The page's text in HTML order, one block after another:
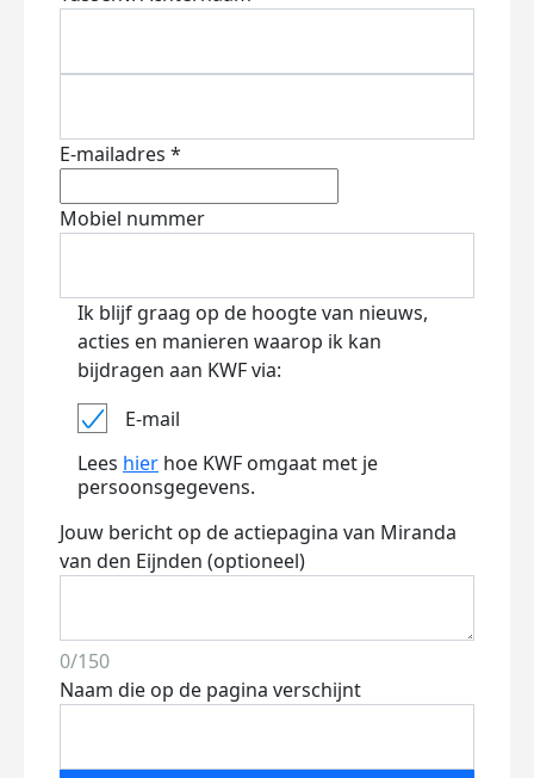
E-mailadres *
Mobiel nummer
Ik blijf graag op de hoogte van nieuws,
acties en manieren waarop ik kan
bijdragen aan KWF via:
E-mail
Lees hier hoe KWF omgaat met je
persoonsgegevens.
Jouw bericht op de actiepagina van Miranda
van den Eijnden (optioneel)
0/150
Naam die op de pagina verschijnt